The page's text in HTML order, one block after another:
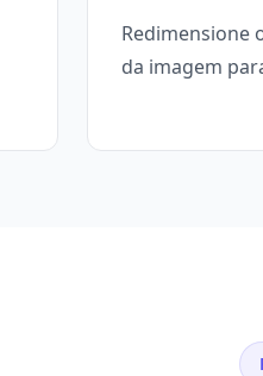
Redimensione
da imagem